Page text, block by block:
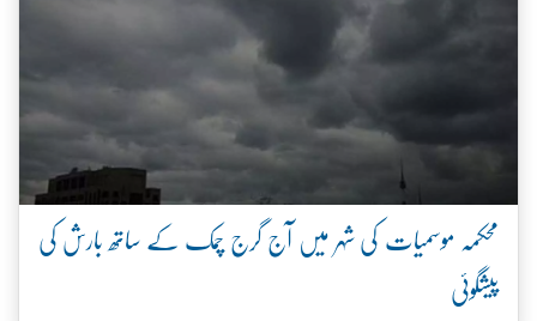
محکمہ موسمیات کی شہر میں آج گرج چمک کے ساتھ بارش کی
پیشگوئی